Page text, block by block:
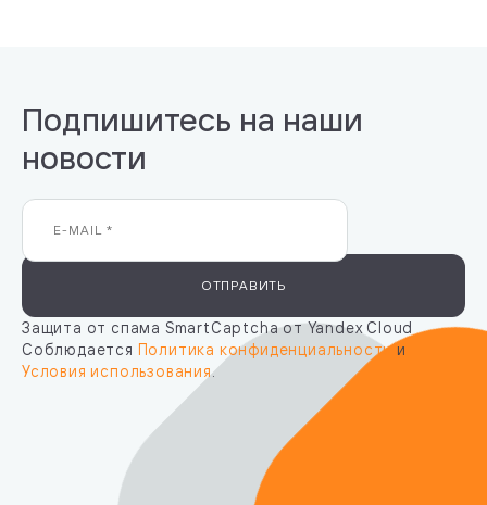
Подпишитесь на наши
новости
ОТПРАВИТЬ
Защита от спама SmartCaptcha от Yandex Cloud
Соблюдается Политика конфиденциальностии
Условия использования.